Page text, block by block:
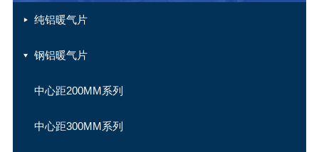
纯铝暖气片
钢铝暖气片
中心距200MM系列
中心距300MM系列